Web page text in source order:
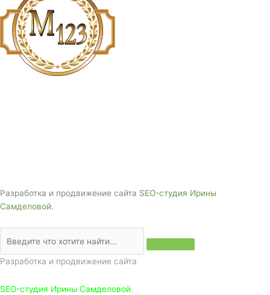
Разработка и продвижение сайта SEO-студия Ирины
Самделовой.
Разработка и продвижение сайта
SEO-студия Ирины Самделовой.